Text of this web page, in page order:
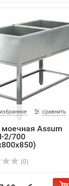
избранное сравнить
Assum
2/700
(0)